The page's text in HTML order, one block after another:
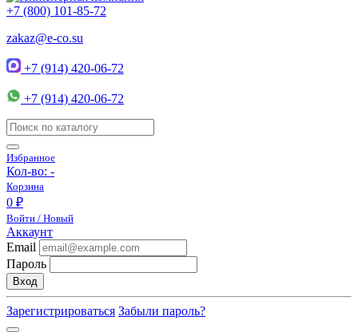
+7 (800) 101-85-72
zakaz@e-co.su
+7 (914) 420-06-72
+7 (914) 420-06-72
Избранное
Кол-во: -
Корзина
0 ₽
Войти / Новый
Аккаунт
Email
Пароль
Вход
Зарегистрироваться Забыли пароль?